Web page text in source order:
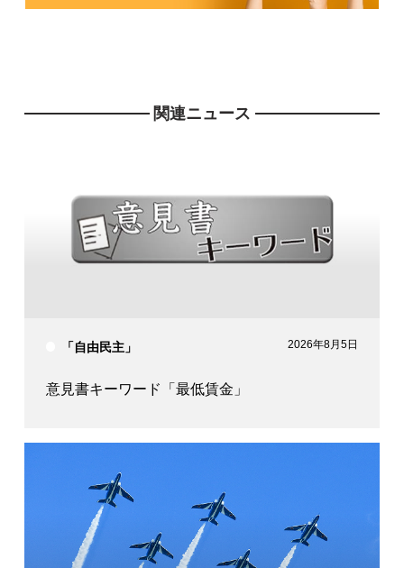
関連ニュース
「自由民主」 2026年8月5日
意見書キーワード「最低賃金」